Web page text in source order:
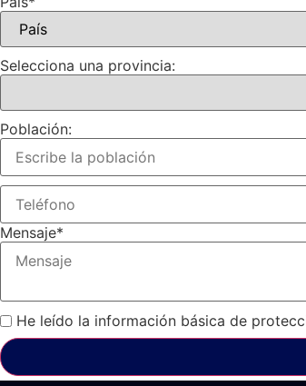
Selecciona una provincia:
Población:
Mensaje*
He leído la información básica de